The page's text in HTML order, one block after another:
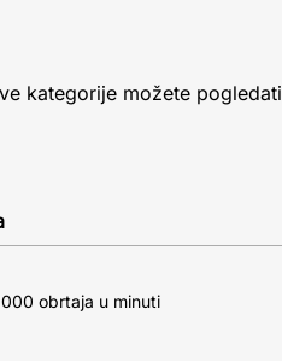
kategorije možete pogledati
obrtaja u minuti